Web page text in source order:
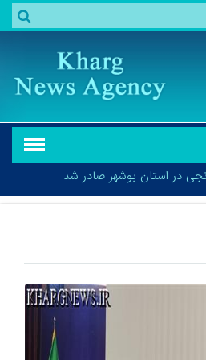
در استان بوشهر صادر شد
در استان بوشهر صادر شد